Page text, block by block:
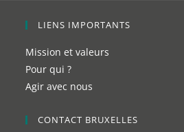
LIENS IMPORTANTS
Mission et valeurs
Pour qui ?
Agir avec nous
CONTACT BRUXELLES